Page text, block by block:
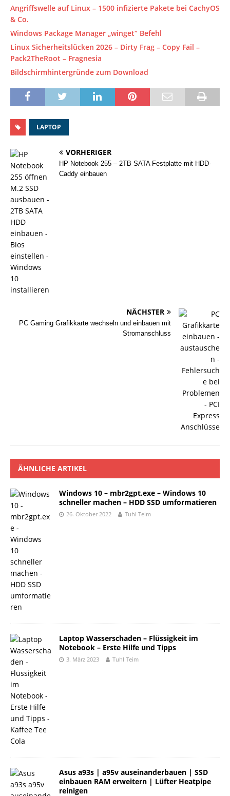
Angriffswelle auf Linux – 1500 infizierte Pakete bei CachyOS
& Co.
Windows Package Manager „winget“ Befehl
Linux Sicherheitslücken 2026 – Dirty Frag – Copy Fail –
Pack2TheRoot – Fragnesia
Bildschirmhintergründe zum Download
LAPTOP
VORHERIGER
HP Notebook 255 – 2TB SATA Festplatte mit HDD-
Caddy einbauen
NÄCHSTER
PC Gaming Grafikkarte wechseln und einbauen mit
Stromanschluss
ÄHNLICHE ARTIKEL
Windows 10 – mbr2gpt.exe – Windows 10
schneller machen – HDD SSD umformatieren
26. Oktober 2022 Tuhl Teim
Laptop Wasserschaden – Flüssigkeit im
Notebook – Erste Hilfe und Tipps
3. März 2023 Tuhl Teim
Asus a93s | a95v auseinanderbauen | SSD
einbauen RAM erweitern | Lüfter Heatpipe
reinigen